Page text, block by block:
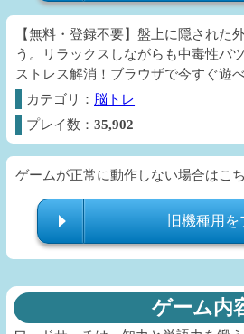
【無料・登録不要】盤上に隠された
う。リラックスしながらも中毒性バ
ストレス解消！ブラウザで今すぐ遊
カテゴリ： 脳トレ
プレイ数：35,902
ゲームが正常に動作しない場合はこ
旧機種用を
ゲーム内